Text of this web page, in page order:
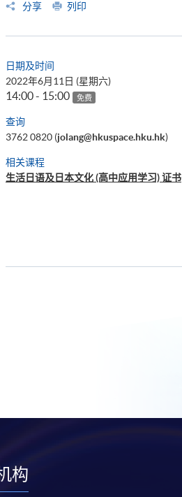
分享 列印
日期及时间
2022年6月11日 (星期六)
14:00 - 15:00 免费
查询
3762 0820 (jolang@hkuspace.hku.hk)
相关课程
生活日语及日本文化 (高中应用学习) 证书
构